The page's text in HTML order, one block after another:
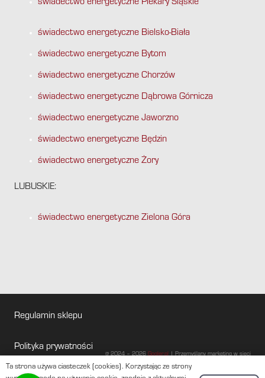
świadectwo energetyczne Piekary Śląskie
świadectwo energetyczne Bielsko-Biała
świadectwo energetyczne Bytom
świadectwo energetyczne Chorzów
świadectwo energetyczne Dąbrowa Górnicza
świadectwo energetyczne Jaworzno
świadectwo energetyczne Będzin
świadectwo energetyczne Żory
LUBUSKIE:
świadectwo energetyczne Zielona Góra
Regulamin sklepu
Polityka prywatności
@ 2024 – 2026Gogler.pl| Przemyślany marketing w sieci
Ta strona używa ciasteczek (cookies). Korzystając ze strony